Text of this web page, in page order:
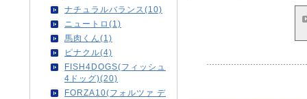
ナチュラルバランス(10)
ニュートロ(1)
馬肉くん(1)
ピナクル(4)
FISH4DOGS(フィッシュ
4ドッグ)(20)
FORZA10(フォルツァ デ